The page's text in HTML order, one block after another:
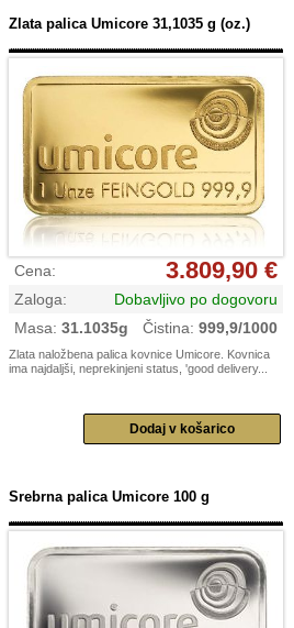
Zlata palica Umicore 31,1035 g (oz.)
Cena: 3.809,90 €
Zaloga:
Dobavljivo po dogovoru
Masa: 31.1035g Čistina: 999,9/1000
Zlata naložbena palica kovnice Umicore. Kovnica
ima najdaljši, neprekinjeni status, 'good delivery...
Srebrna palica Umicore 100 g